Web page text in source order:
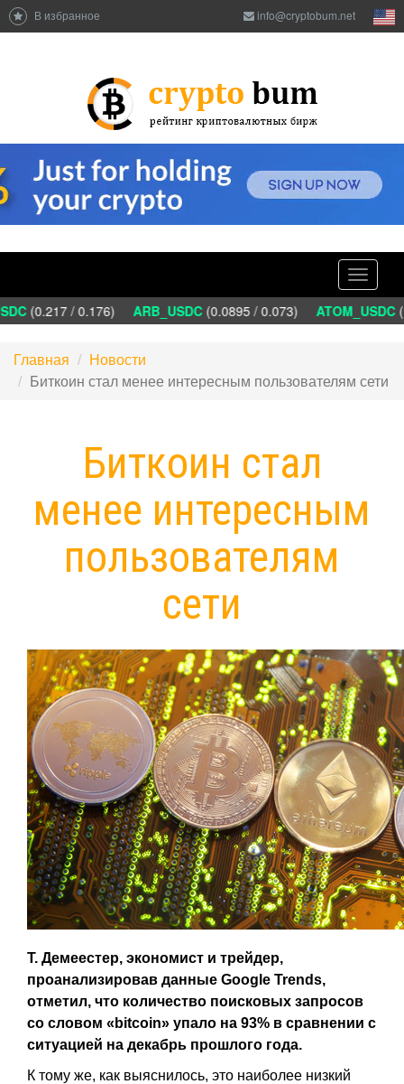
В избранное info@cryptobum.net
Toggle
(0.217 / 0.176) ARB_USDC(0.0895 / 0.073) ATOM_USDC
Главная
Новости
Биткоин стал менее интересным пользователям сети
Биткоин стал
менее интересным
пользователям
сети
Т. Демеестер, экономист и трейдер,
проанализировав данные Google Trends,
отметил, что количество поисковых запросов
со словом «bitcoin» упало на 93% в сравнении с
ситуацией на декабрь прошлого года.
К тому же, как выяснилось, это наиболее низкий